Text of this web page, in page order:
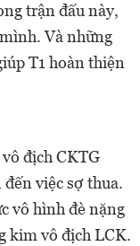
trận đấu này,
Và những
T1 hoàn thiện
địch CKTG
việc sợ thua.
vô hình đè nặng
kim vô địch LCK.